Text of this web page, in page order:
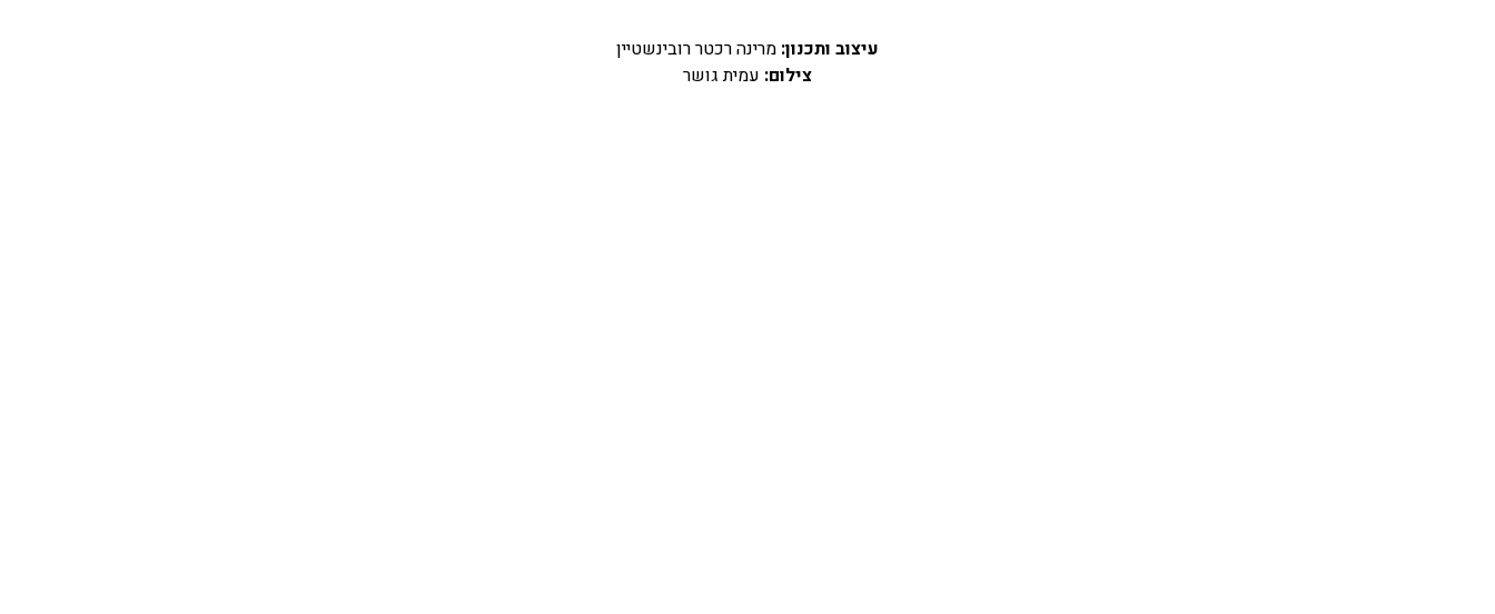
עיצוב ותכנון: מרינה רכטר רובינשטיין
צילום: עמית גושר